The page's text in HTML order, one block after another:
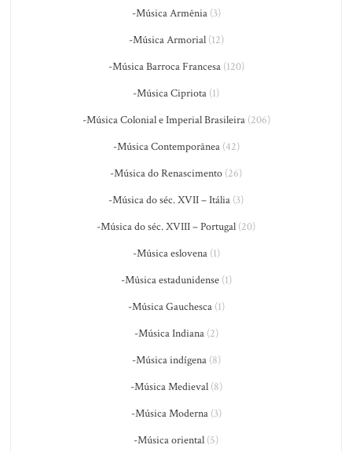
-Música Armênia(3)
-Música Armorial(12)
-Música Barroca Francesa(120)
-Música Cipriota (1)
-Música Colonial e Imperial Brasileira(206)
-Música Contemporânea(42)
-Música do Renascimento (26)
-Música do séc. XVII – Itália (3)
-Música do séc. XVIII – Portugal (20)
-Música eslovena(1)
-Música estadunidense(1)
-Música Gauchesca(1)
-Música Indiana(2)
-Música indígena(8)
-Música Medieval(8)
-Música Moderna(3)
-Música oriental (5)